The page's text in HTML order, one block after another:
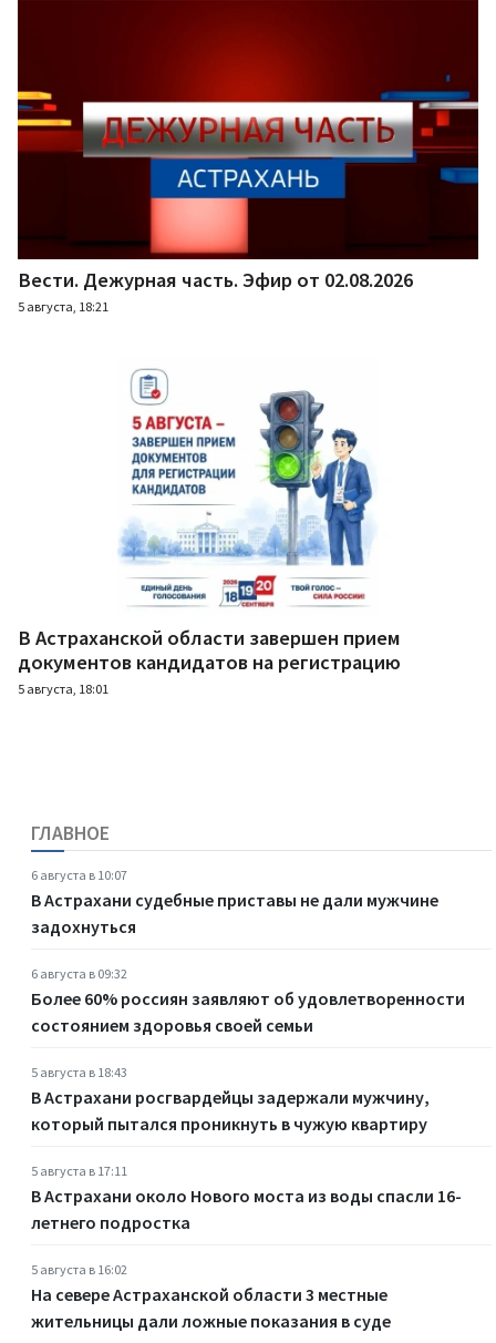
Вести. Дежурная часть. Эфир от 02.08.2026
5 августа, 18:21
В Астраханской области завершен прием
документов кандидатов на регистрацию
5 августа, 18:01
ГЛАВНОЕ
6 августа в 10:07
В Астрахани судебные приставы не дали мужчине
задохнуться
6 августа в 09:32
Более 60% россиян заявляют об удовлетворенности
состоянием здоровья своей семьи
5 августа в 18:43
В Астрахани росгвардейцы задержали мужчину,
который пытался проникнуть в чужую квартиру
5 августа в 17:11
В Астрахани около Нового моста из воды спасли 16-
летнего подростка
5 августа в 16:02
На севере Астраханской области 3 местные
жительницы дали ложные показания в суде